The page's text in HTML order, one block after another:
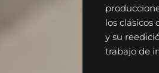
los clásicos
y su
trabajo de